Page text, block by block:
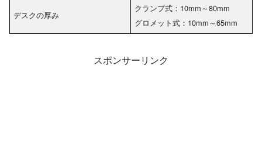
デスクの厚み
クランプ式：10mm～80mm
グロメット式：10mm～65mm
スポンサーリンク